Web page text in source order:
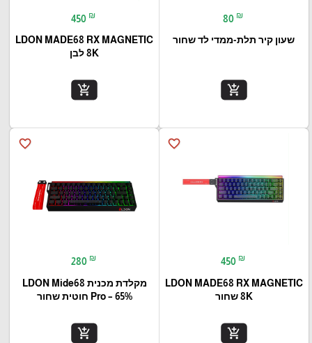
80 ₪
שעון קיר תלת-ממדי לד שחור
add_shopping_cart
450 ₪
LDON MADE68 RX MAGNETIC
8K לבן
add_shopping_cart
favorite_border
450 ₪
LDON MADE68 RX MAGNETIC
8K שחור
add_shopping_cart
favorite_border
280 ₪
מקלדת מכנית LDON Mide68
Pro – 65% חוטית שחור
add_shopping_cart